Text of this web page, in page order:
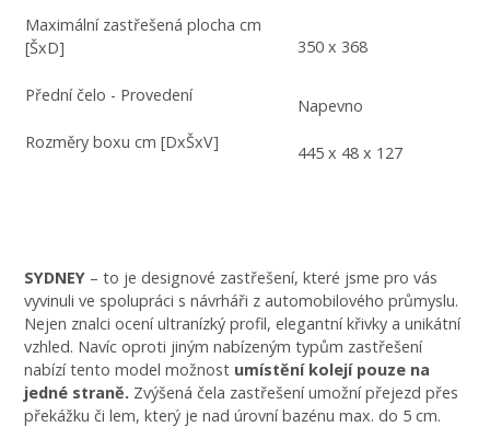
Maximální zastřešená plocha cm
[ŠxD]
350 x 368
Přední čelo - Provedení
Napevno
Rozměry boxu cm [DxŠxV]
445 x 48 x 127
SYDNEY – to je designové zastřešení, které jsme pro vás
vyvinuli ve spolupráci s návrháři z automobilového průmyslu.
Nejen znalci ocení ultranízký profil, elegantní křivky a unikátní
vzhled. Navíc oproti jiným nabízeným typům zastřešení
nabízí tento model možnost umístění kolejí pouze na
jedné straně. Zvýšená čela zastřešení umožní přejezd přes
překážku či lem, který je nad úrovní bazénu max. do 5 cm.